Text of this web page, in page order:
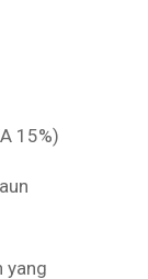
15%)
yang